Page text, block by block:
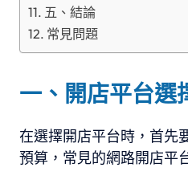
五、結論
常見問題
一、開店平台選
在選擇開店平台時，首先
預算，常見的網路開店平